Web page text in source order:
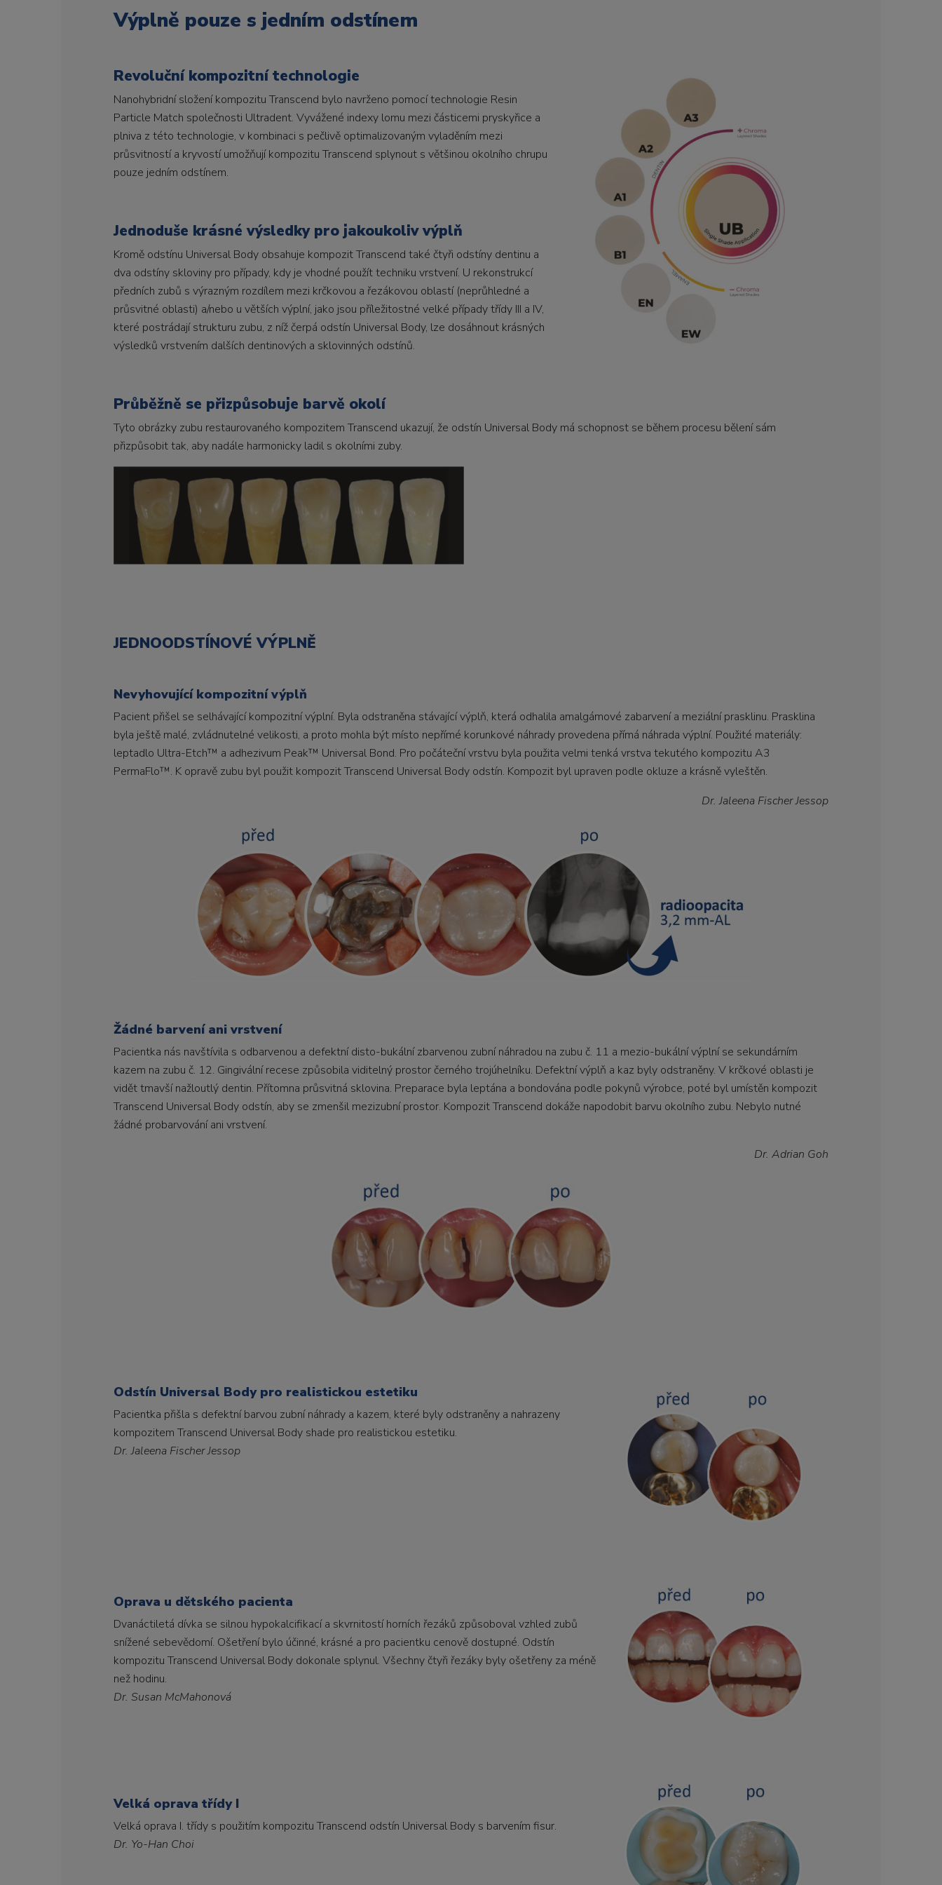
Výplně pouze s jedním odstínem
Revoluční kompozitní technologie
Nanohybridní složení kompozitu Transcend bylo navrženo pomocí technologie Resin
Particle Match společnosti Ultradent. Vyvážené indexy lomu mezi částicemi pryskyřice a
plniva z této technologie, v kombinaci s pečlivě optimalizovaným vyladěním mezi
průsvitností a kryvostí umožňují kompozitu Transcend splynout s většinou okolního chrupu
pouze jedním odstínem.
Jednoduše krásné výsledky pro jakoukoliv výplň
Kromě odstínu Universal Body obsahuje kompozit Transcend také čtyři odstíny dentinu a
dva odstíny skloviny pro případy, kdy je vhodné použít techniku vrstvení. U rekonstrukcí
předních zubů s výrazným rozdílem mezi krčkovou a řezákovou oblastí (neprůhledné a
průsvitné oblasti) a/nebo u větších výplní, jako jsou příležitostné velké případy třídy III a IV,
které postrádají strukturu zubu, z níž čerpá odstín Universal Body, lze dosáhnout krásných
výsledků vrstvením dalších dentinových a sklovinných odstínů.
Průběžně se přizpůsobuje barvě okolí
Tyto obrázky zubu restaurovaného kompozitem Transcend ukazují, že odstín Universal Body má schopnost se během procesu bělení sám
přizpůsobit tak, aby nadále harmonicky ladil s okolními zuby.
JEDNOODSTÍNOVÉ VÝPLNĚ
Nevyhovující kompozitní výplň
Pacient přišel se selhávající kompozitní výplní. Byla odstraněna stávající výplň, která odhalila amalgámové zabarvení a meziální prasklinu. Prasklina
byla ještě malé, zvládnutelné velikosti, a proto mohla být místo nepřímé korunkové náhrady provedena přímá náhrada výplní. Použité materiály:
leptadlo Ultra-Etch™ a adhezivum Peak™ Universal Bond. Pro počáteční vrstvu byla použita velmi tenká vrstva tekutého kompozitu A3
PermaFlo™. K opravě zubu byl použit kompozit Transcend Universal Body odstín. Kompozit byl upraven podle okluze a krásně vyleštěn.
Dr. Jaleena Fischer Jessop
Žádné barvení ani vrstvení
Pacientka nás navštívila s odbarvenou a defektní disto-bukální zbarvenou zubní náhradou na zubu č. 11 a mezio-bukální výplní se sekundárním
kazem na zubu č. 12. Gingivální recese způsobila viditelný prostor černého trojúhelníku. Defektní výplň a kaz byly odstraněny. V krčkové oblasti je
vidět tmavší nažloutlý dentin. Přítomna průsvitná sklovina. Preparace byla leptána a bondována podle pokynů výrobce, poté byl umístěn kompozit
Transcend Universal Body odstín, aby se zmenšil mezizubní prostor. Kompozit Transcend dokáže napodobit barvu okolního zubu. Nebylo nutné
žádné probarvování ani vrstvení.
Dr. Adrian Goh
Odstín Universal Body pro realistickou estetiku
Pacientka přišla s defektní barvou zubní náhrady a kazem, které byly odstraněny a nahrazeny
kompozitem Transcend Universal Body shade pro realistickou estetiku.
Dr. Jaleena Fischer Jessop
Oprava u dětského pacienta
Dvanáctiletá dívka se silnou hypokalcifikací a skvrnitostí horních řezáků způsoboval vzhled zubů
snížené sebevědomí. Ošetření bylo účinné, krásné a pro pacientku cenově dostupné. Odstín
kompozitu Transcend Universal Body dokonale splynul. Všechny čtyři řezáky byly ošetřeny za méně
než hodinu.
Dr. Susan McMahonová
Velká oprava třídy I
Velká oprava I. třídy s použitím kompozitu Transcend odstín Universal Body s barvením fisur.
Dr. Yo-Han Choi